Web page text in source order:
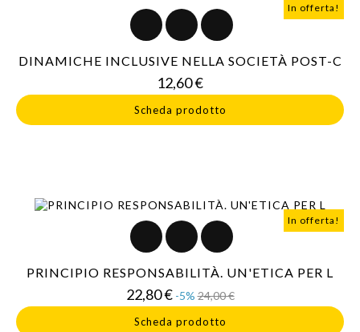
In offerta!
DINAMICHE INCLUSIVE NELLA SOCIETÀ POST-C
12,60 €Prezzo
Scheda prodotto
In offerta!
PRINCIPIO RESPONSABILITÀ. UN'ETICA PER L
22,80 € Prezzo
base
-5% 24,00 €Prezzo
Scheda prodotto